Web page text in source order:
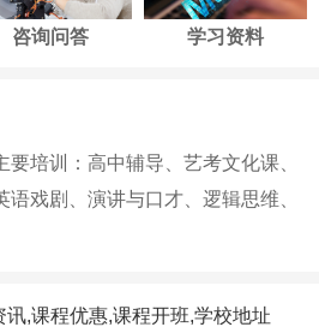
咨询问答 学习资料
培训：高中辅导、艺考文化课、
戏剧、演讲与口才、逻辑思维、
,课程优惠,课程开班,学校地址